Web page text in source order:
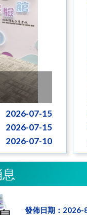
2026-07-15
2026-07-15
2026-07-10
發佈日期：2026-